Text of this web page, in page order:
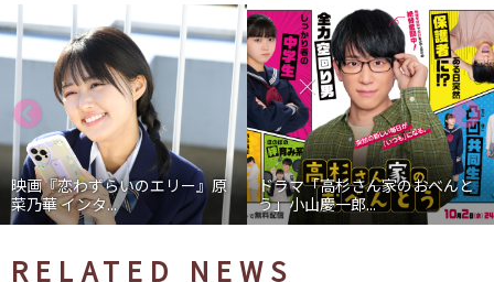
映画『恋わずらいのエリー』原
菜乃華 インタ...
ドラマ「高杉さん家のおべんと
う」小山慶一郎...
RELATED NEWS